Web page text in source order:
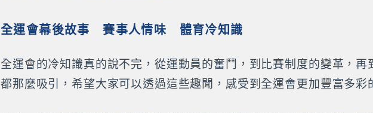
全運會幕後故事 賽事人情味 體育冷知識
全運會的冷知識真的說不完，從運動員的奮鬥，到比賽制度的變革，再
都那麼吸引，希望大家可以透過這些趣聞，感受到全運會更加豐富多彩